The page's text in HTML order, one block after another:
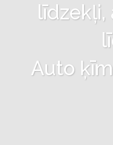
līdzekļi,
Auto